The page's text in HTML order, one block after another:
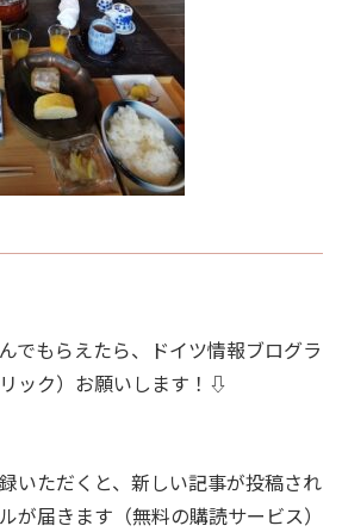
でもらえたら、ドイツ情報ブログラ
ック）お願いします！⇩
いただくと、新しい記事が投稿され
が届きます（無料の購読サービス）